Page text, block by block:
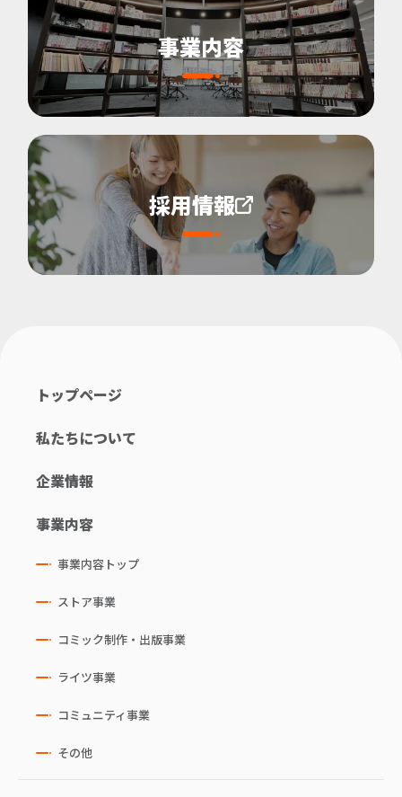
事業内容
採用情報
トップページ
私たちについて
企業情報
事業内容
事業内容トップ
ストア事業
コミック制作・出版事業
ライツ事業
コミュニティ事業
その他